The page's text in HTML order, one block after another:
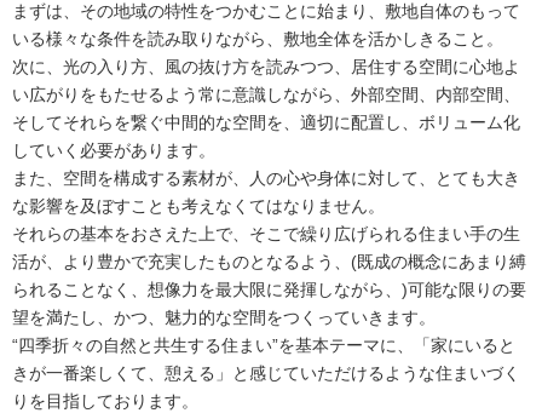
まずは、その地域の特性をつかむことに始まり、敷地自体のもって
いる様々な条件を読み取りながら、敷地全体を活かしきること。
次に、光の入り方、風の抜け方を読みつつ、居住する空間に心地よ
い広がりをもたせるよう常に意識しながら、外部空間、内部空間、
そしてそれらを繋ぐ中間的な空間を、適切に配置し、ボリューム化
していく必要があります。
また、空間を構成する素材が、人の心や身体に対して、とても大き
な影響を及ぼすことも考えなくてはなりません。
それらの基本をおさえた上で、そこで繰り広げられる住まい手の生
活が、より豊かで充実したものとなるよう、(既成の概念にあまり縛
られることなく、想像力を最大限に発揮しながら、)可能な限りの要
望を満たし、かつ、魅力的な空間をつくっていきます。
“四季折々の自然と共生する住まい”を基本テーマに、「家にいると
きが一番楽しくて、憩える」と感じていただけるような住まいづく
りを目指しております。